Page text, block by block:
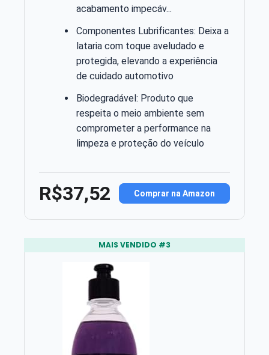
acabamento impecáv...
Componentes Lubrificantes: Deixa a
lataria com toque aveludado e
protegida, elevando a experiência
de cuidado automotivo
Biodegradável: Produto que
respeita o meio ambiente sem
comprometer a performance na
limpeza e proteção do veículo
R$37,52 Comprar na Amazon
MAIS VENDIDO #3